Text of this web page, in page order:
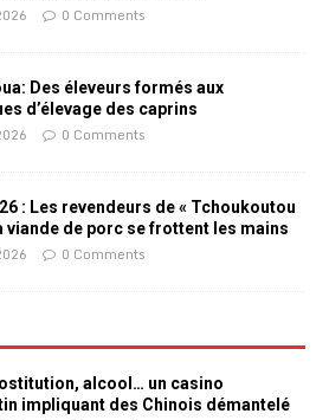
0 Comments
Des éleveurs formés aux
d’élevage des caprins
0 Comments
: Les revendeurs de « Tchoukoutou
viande de porc se frottent les mains
0 Comments
alcool… un casino
impliquant des Chinois démantelé